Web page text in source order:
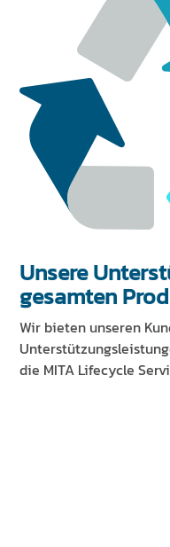
Unsere
gesamten
Wir bieten unseren
die MITA Lifecycle